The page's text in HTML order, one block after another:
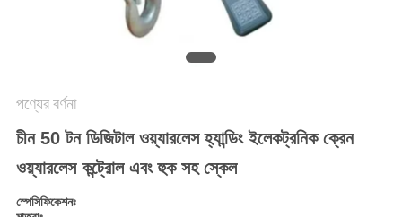
POLICY
পণ্যের বর্ণনা
চীন 50 টন ডিজিটাল ওয়্যারলেস হ্যান্ডিং ইলেকট্রনিক ক্রেন
ওয়্যারলেস কন্ট্রোল এবং হুক সহ স্কেল
স্পেসিফিকেশনঃ